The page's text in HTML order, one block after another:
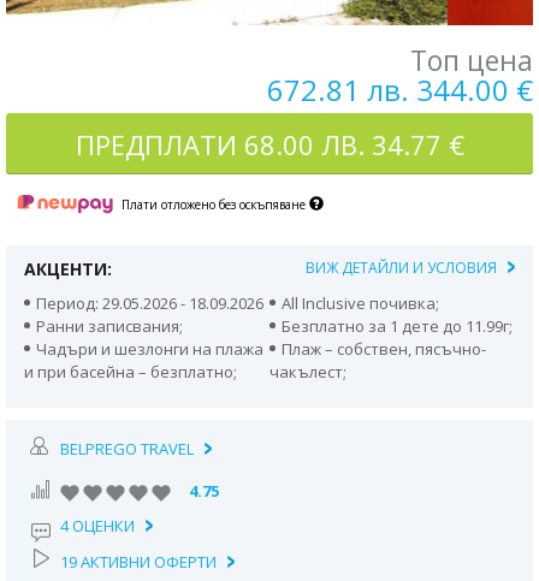
Топ цена
672.81 лв. 344.00 €
ПРЕДПЛАТИ 68.00 ЛВ. 34.77 €
Плати отложено без оскъпяване
АКЦЕНТИ: ВИЖ ДЕТАЙЛИ И УСЛОВИЯ
Период: 29.05.2026 - 18.09.2026
All Inclusive почивка;
Ранни записвания;
Безплатно за 1 дете до 11.99г;
Чадъри и шезлонги на плажа
и при басейна – безплатно;
Плаж – собствен, пясъчно-
чакълест;
BELPREGO TRAVEL
4.75
4 ОЦЕНКИ
19 АКТИВНИ ОФЕРТИ